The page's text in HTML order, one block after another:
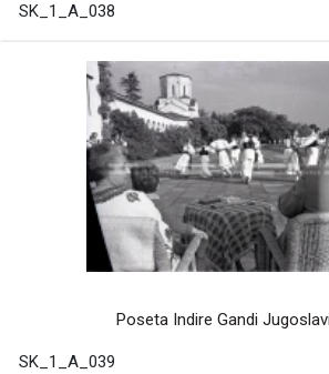
SK_1_A_038
Poseta Indire Gandi
SK_1_A_039